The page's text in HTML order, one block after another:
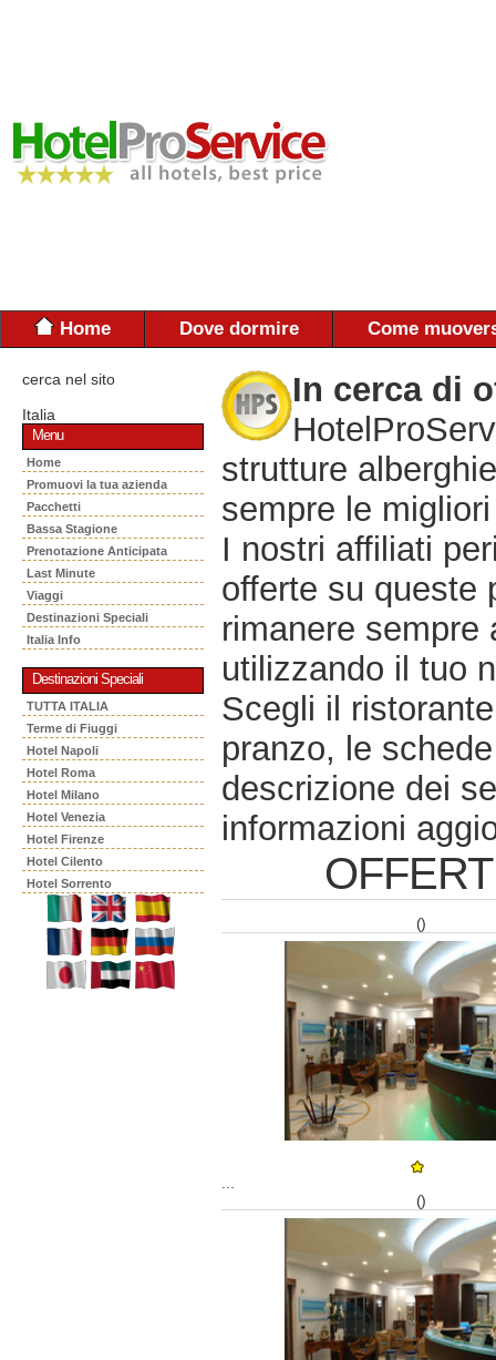
Home Dove dormire Come
cerca nel sito
Italia
Menu
Home
Promuovi la tua azienda
Pacchetti
Bassa Stagione
Prenotazione Anticipata
Last Minute
Viaggi
Destinazioni Speciali
Italia Info
Destinazioni Speciali
TUTTA ITALIA
Terme di Fiuggi
Hotel Napoli
Hotel Roma
Hotel Milano
Hotel Venezia
Hotel Firenze
Hotel Cilento
Hotel Sorrento
In cerca di
strutture
sempre le
I nostri affiliati
offerte su queste
rimanere sempre
utilizzando il tuo
Scegli il
pranzo, le
descrizione dei
informazioni
()
()